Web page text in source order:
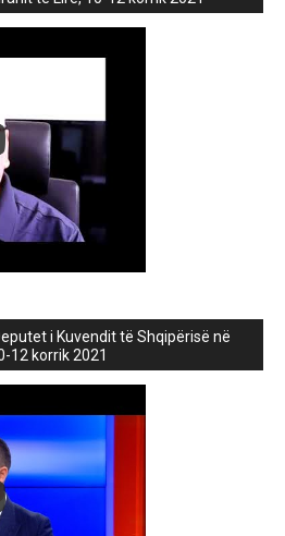
i Kuvendit të Shqipërisë në
12 korrik 2021